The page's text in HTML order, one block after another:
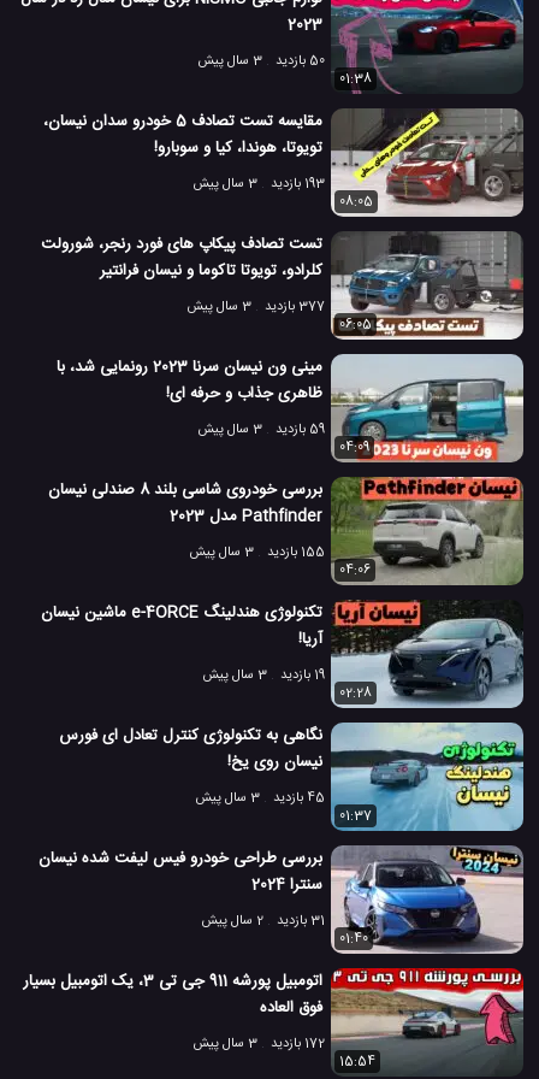
2023
50 بازدید
3 سال پیش
01:38
مقایسه تست تصادف 5 خودرو سدان نیسان،
تویوتا، هوندا، کیا و سوبارو!
193 بازدید
3 سال پیش
08:05
تست تصادف پیکاپ های فورد رنجر، شورولت
کلرادو، تویوتا تاکوما و نیسان فرانتیر
377 بازدید
3 سال پیش
06:05
مینی ون نیسان سرنا 2023 رونمایی شد، با
ظاهری جذاب و حرفه ای!
59 بازدید
3 سال پیش
04:09
بررسی خودروی شاسی بلند 8 صندلی نیسان
Pathfinder مدل 2023
155 بازدید
3 سال پیش
04:06
تکنولوژی هندلینگ e-4ORCE ماشین نیسان
آریا!
19 بازدید
3 سال پیش
02:28
نگاهی به تکنولوژی کنترل تعادل ای فورس
نیسان روی یخ!
45 بازدید
3 سال پیش
01:37
بررسی طراحی خودرو فیس لیفت شده نیسان
سنترا 2024
31 بازدید
2 سال پیش
01:40
اتومبیل پورشه 911 جی تی 3، یک اتومبیل بسیار
فوق العاده
172 بازدید
3 سال پیش
15:54